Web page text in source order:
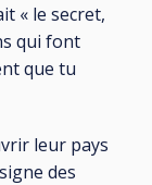
« le secret,
qui font
que tu
leur pays
des